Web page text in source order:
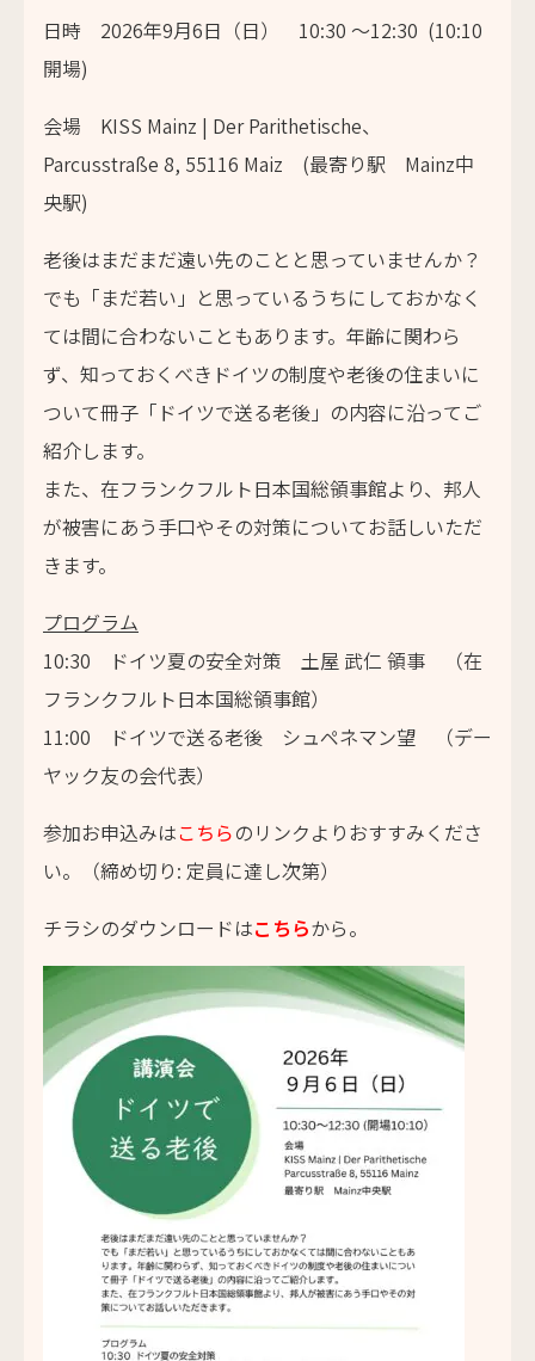
日時 2026年9月6日（日） 10:30 ～12:30 (10:10
開場)
会場 KISS Mainz | Der Parithetische、
Parcusstraße 8, 55116 Maiz (最寄り駅 Mainz中
央駅)
老後はまだまだ遠い先のことと思っていませんか？
でも「まだ若い」と思っているうちにしておかなく
ては間に合わないこともあります。年齢に関わら
ず、知っておくべきドイツの制度や老後の住まいに
ついて冊子「ドイツで送る老後」の内容に沿ってご
紹介します。
また、在フランクフルト日本国総領事館より、邦人
が被害にあう手口やその対策についてお話しいただ
きます。
プログラム
10:30 ドイツ夏の安全対策 土屋 武仁 領事 （在
フランクフルト日本国総領事館）
11:00 ドイツで送る老後 シュペネマン望 （デー
ヤック友の会代表）
参加お申込みはこちらのリンクよりおすすみくださ
い。（締め切り: 定員に達し次第）
チラシのダウンロードはこちらから。